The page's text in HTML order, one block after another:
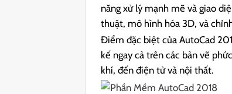
năng xử lý mạnh mẽ và giao
thuật, mô hình hóa 3D, và
Điểm đặc biệt của AutoCad
kế ngay cả trên các bản vẽ
khí, đến điện tử và nội thất.